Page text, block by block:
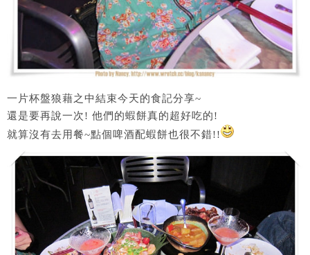
一片杯盤狼藉之中結束今天的食記分享~
還是要再說一次! 他們的蝦餅真的超好吃的!
就算沒有去用餐~點個啤酒配蝦餅也很不錯!!